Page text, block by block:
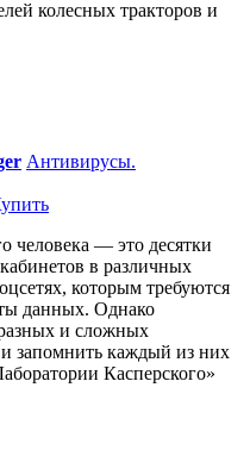
колесных тракторов и
Антивирусы.
человека — это десятки
в различных
которым требуются
данных. Однако
и сложных
запомнить каждый из них
Касперского»